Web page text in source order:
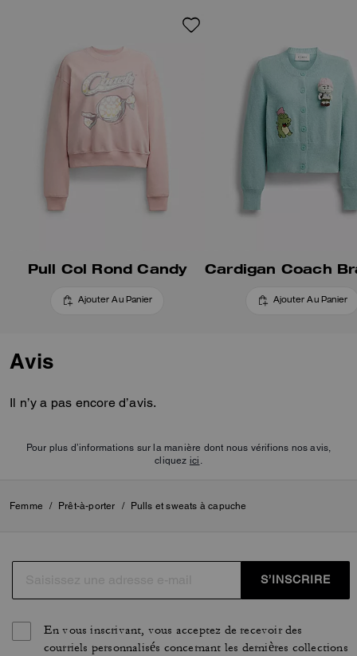
mascottes ludiques.
biologique cultivé sans produits
chimiques ni pesticides nocifs,
ce cardigan en maille se pare
de patchs fantaisistes mettant
en scène Kachi, la mascotte
souris. Sa coupe côtelée est
sublimée par une broderie en
Dead sur un patch cœur ton sur
Pull Col Rond Candy
Ajouter Au Panier Ajouter Au Panier
Avis
Il n’y a pas encore d’avis.
Pour plus d’informations sur la manière dont nous vérifions nos avis,
cliquez ici
Femme / Prêt-à-porter / Pulls et sweats à capuche
S’INSCRIRE
En vous inscrivant, vous acceptez de recevoir des
courriels personnalisés concernant les dernières collections